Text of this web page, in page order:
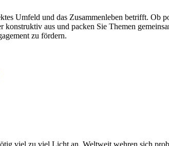
Umfeld und das Zusammenleben betrifft.
konstruktiv aus und packen Sie Themen
zu fördern.
viel zu viel Licht an. Weltweit wehren sich